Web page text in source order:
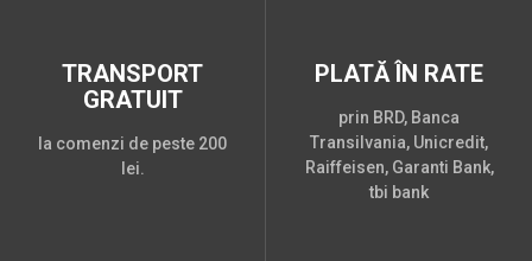
TRANSPORT
GRATUIT
la comenzi de peste 200
lei.
PLATĂ ÎN RATE
prin BRD, Banca
Transilvania, Unicredit,
Raiffeisen, Garanti Bank,
tbi bank